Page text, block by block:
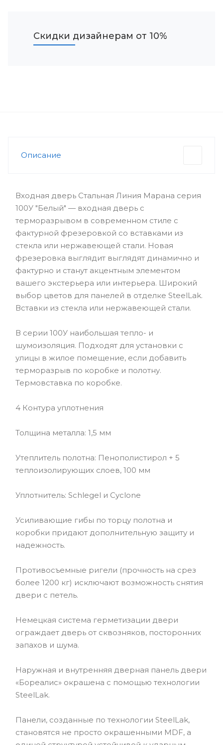
Скидки дизайнерам от 10%
Описание
Входная дверь Стальная Линия Марана серия
100У "Белый" — входная дверь с
терморазрывом в современном стиле с
фактурной фрезеровкой со вставками из
стекла или нержавеющей стали. Новая
фрезеровка выглядит выглядят динамично и
фактурно и станут акцентным элементом
вашего экстерьера или интерьера. Широкий
выбор цветов для панелей в отделке SteelLak.
Вставки из стекла или нержавеющей стали.
В серии 100У наибольшая тепло- и
шумоизоляция. Подходят для установки с
улицы в жилое помещение, если добавить
терморазрыв по коробке и полотну.
Термовставка по коробке.
4 Контура уплотнения
Толщина металла: 1,5 мм
Утеплитель полотна: Пенополистирол + 5
теплоизолирующих слоев, 100 мм
Уплотнитель: Schlegel и Cyclone
Усиливающие гибы по торцу полотна и
коробки придают дополнительную защиту и
надежность.
Противосъемные ригели (прочность на срез
более 1200 кг) исключают возможность снятия
двери с петель.
Немецкая система герметизации двери
ограждает дверь от сквозняков, посторонних
запахов и шума.
Наружная и внутренняя дверная панель двери
«Бореалис» окрашена с помощью технологии
SteelLak.
Панели, созданные по технологии SteelLak,
становятся не просто окрашенными MDF, а